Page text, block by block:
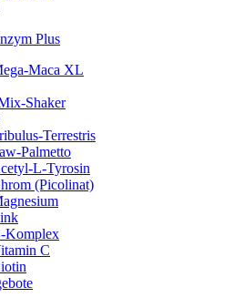
Plus
Maca XL
Shaker
Terrestris
Palmetto
L-Tyrosin
(Picolinat)
Komplex
C